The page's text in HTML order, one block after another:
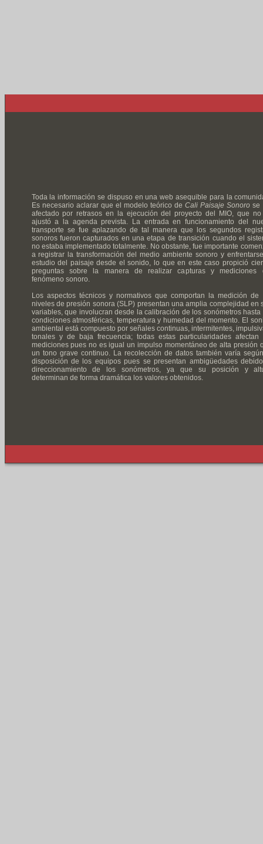
Toda la información se dispuso en una web asequible para la
Es necesario aclarar que el modelo teórico deCali Paisaje Sonoro se
afectado por retrasos en la ejecución del proyecto del MIO, que
ajustó a la agenda prevista. La entrada en funcionamiento del
transporte se fue aplazando de tal manera que los segundos
sonoros fueron capturados en una etapa de transición cuando el
no estaba implementado totalmente. No obstante, fue importante
a registrar la transformación del medio ambiente sonoro y
estudio del paisaje desde el sonido, lo que en este caso propició
preguntas sobre la manera de realizar capturas y mediciones
fenómeno sonoro.
Los aspectos técnicos y normativos que comportan la medición de
niveles de presión sonora (SLP) presentan una amplia complejidad en
variables, que involucran desde la calibración de los sonómetros hasta
condiciones atmosféricas, temperatura y humedad del momento. El
ambiental está compuesto por señales continuas, intermitentes,
tonales y de baja frecuencia; todas estas particularidades afectan
mediciones pues no es igual un impulso momentáneo de alta presión
un tono grave continuo. La recolección de datos también varía
disposición de los equipos pues se presentan ambigüedades
direccionamiento de los sonómetros, ya que su posición y
determinan de forma dramática los valores obtenidos.